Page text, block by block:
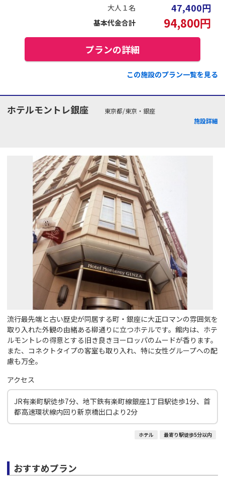
大人１名 47,400円
基本代金合計 94,800円
プランの詳細
この施設のプラン一覧を見る
ホテルモントレ銀座
東京都/東京・銀座
施設詳細
流行最先端と古い歴史が同居する町・銀座に大正ロマンの雰囲気を
取り入れた外観の由緒ある柳通りに立つホテルです。館内は、ホテ
ルモントレの得意とする旧き良きヨーロッパのムードが香ります。
また、コネクトタイプの客室も取り入れ、特に女性グループへの配
慮も万全。
アクセス
JR有楽町駅徒歩7分、地下鉄有楽町線銀座1丁目駅徒歩1分、首
都高速環状線内回り新京橋出口より2分
ホテル 最寄り駅徒歩5分以内
おすすめプラン